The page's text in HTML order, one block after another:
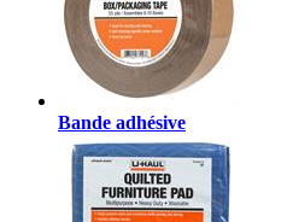
Bande adhésive